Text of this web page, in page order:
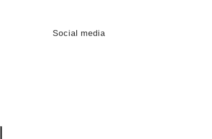
Social media